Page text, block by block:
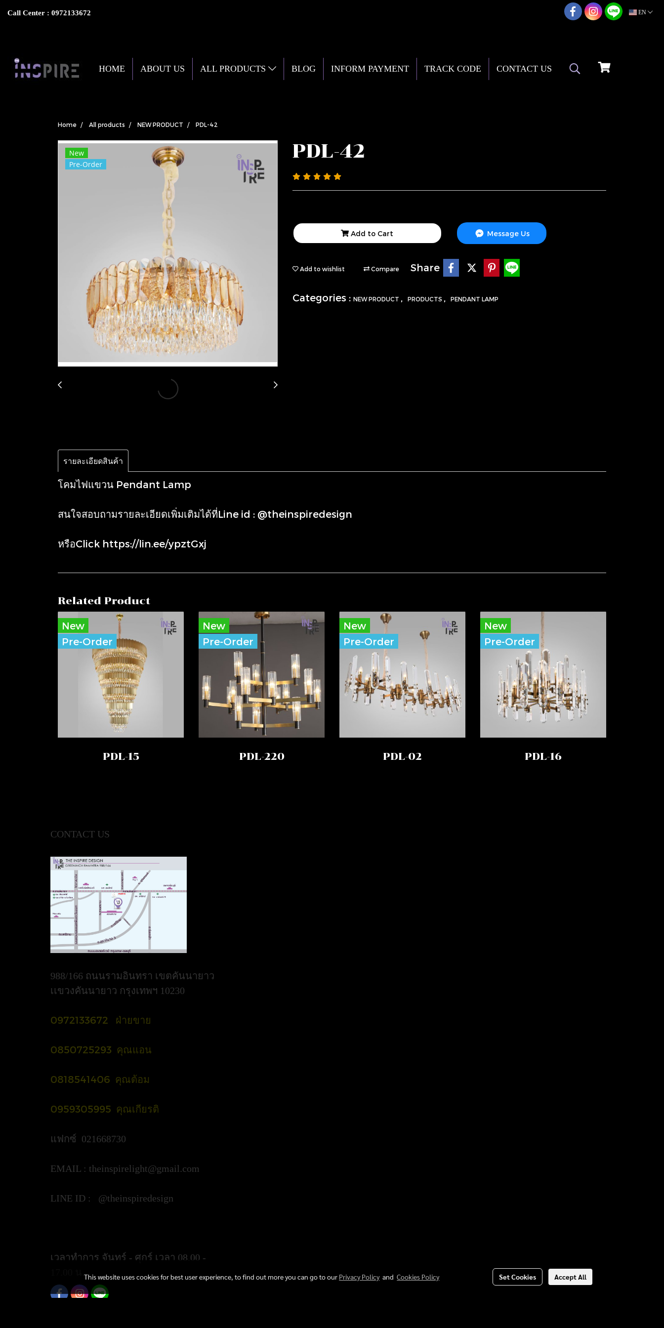
Call Center : 0972133672 EN
HOME ABOUT US ALL PRODUCTS BLOG INFORM PAYMENT TRACK CODE CONTACT US
Home All products NEW PRODUCT PDL-42
New
Pre-Order
PDL-42
Add to Cart Message Us
Add to wishlist Compare Share
Categories : NEW PRODUCT PRODUCTS PENDANT LAMP
รายละเอียดสินค้า
โคมไฟแขวน Pendant Lamp
สนใจสอบถามรายละเอียดเพิ่มเติมได้ที่Line id : @theinspiredesign
หรือClick https://lin.ee/ypztGxj
Related Product
New
Pre-Order
PDL-15
New
Pre-Order
PDL-220
New
Pre-Order
PDL-02
New
Pre-Order
PDL-16
CONTACT US
988/166 ถนนรามอินทรา เขตคันนายาว
เเขวงคันนายาว กรุงเทพฯ 10230
0972133672 ฝ่ายขาย
0850725293 คุณแอน
0818541406 คุณต้อม
0959305995 คุณเกียรติ
แฟกซ์ 021668730
EMAIL : theinspirelight@gmail.com
LINE ID : @theinspiredesign
เวลาทำการ จันทร์ - ศุกร์ เวลา 08.00 -
17.00 น.This website uses cookies for best user experience, to find out more you can go to our Privacy PolicyandCookies Policy Set Cookies Accept All